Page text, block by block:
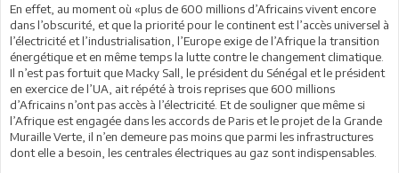
En effet, au moment où «plus de 600 millions d’Africains vivent encore
dans l’obscurité, et que la priorité pour le continent est l’accès universel à
l’électricité et l’industrialisation, l’Europe exige de l’Afrique la transition
énergétique et en même temps la lutte contre le changement climatique.
Il n’est pas fortuit que Macky Sall, le président du Sénégal et le président
en exercice de l’UA, ait répété à trois reprises que 600 millions
d’Africains n’ont pas accès à l’électricité. Et de souligner que même si
l’Afrique est engagée dans les accords de Paris et le projet de la Grande
Muraille Verte, il n’en demeure pas moins que parmi les infrastructures
dont elle a besoin, les centrales électriques au gaz sont indispensables.